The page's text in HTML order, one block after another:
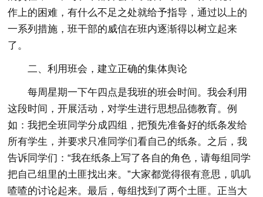
作上的困难，有什么不足之处就给予指导，通过以上的
一系列措施，班干部的威信在班内逐渐得以树立起来
了。
二、利用班会，建立正确的集体舆论
每周星期一下午四点是我班的班会时间。我会利用
这段时间，开展活动，对学生进行思想品德教育。例
如：我把全班同学分成四组，把预先准备好的纸条发给
所有学生，并要求只准同学们看自己的纸条。之后，我
告诉同学们：“我在纸条上写了各自的角色，请每组同学
把自己组里的土匪找出来。”大家都觉得很有意思，叽叽
喳喳的讨论起来。最后，每组找到了两个土匪。正当大